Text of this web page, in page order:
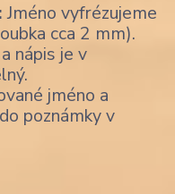
Jméno vyfrézujeme
cca 2 mm).
nápis je v
jméno a
poznámky v